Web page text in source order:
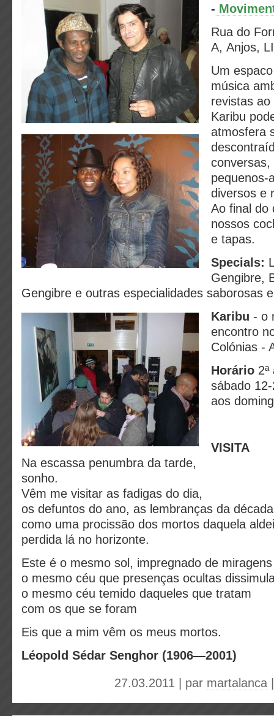
-
Rua do
A, Anjos,
Um
música
revistas
Karibu
atmosfera
conversas,
pequenos-
diversos e
Ao final do
nossos
e tapas.
Specials:
Gengibre,
Gengibre e outras especialidades saborosas
Karibu - o
encontro
Colónias -
Horário
sábado
aos
VISITA
Na escassa penumbra da tarde,
sonho.
Vêm me visitar as fadigas do dia,
os defuntos do ano, as lembranças da
como uma procissão dos mortos daquela
perdida lá no horizonte.
Este é o mesmo sol, impregnado de miragens
o mesmo céu que presenças ocultas
o mesmo céu temido daqueles que tratam
com os que se foram
Eis que a mim vêm os meus mortos.
Léopold Sédar Senghor (1906—2001)
27.03.2011 | par martalanca